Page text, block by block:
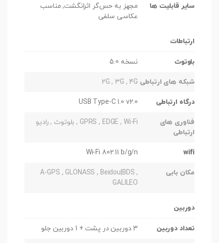
سایر قابلیت ها
مجهز به حس‌گر اثرانگشت, مناسب
عکاسی سلفی
ارتباطات
بلوتوث نسخه 5.0
شبکه های ارتباطی 2G , 3G , 4G
درگاه ارتباطی USB Type-C 1.0 v2.0
فناوری های
ارتباطی
GPRS , EDGE , Wi-Fi , بلوتوث , رادیو
wifi
Wi-Fi 802.11 b/g/n
مکان بابی
A-GPS , GLONASS , Beidou|BDS ,
GALILEO
دوربین
تعداد دوربین 3 دوربین در پشت + 1 دوربین جلو